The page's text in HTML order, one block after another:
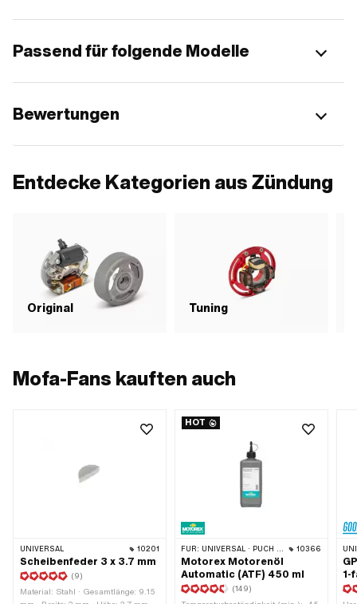
Passend für folgende Modelle
Bewertungen
Entdecke Kategorien aus Zündung
Original Tuning
Mofa-Fans kauften auch
UNIVERSAL 10201
Scheibenfeder 3 x 3.7 mm
(9)
Material: Stahl · Gesamtlänge: 9.15
HOT
FÜR: UNIVERSAL · PUCH · SACHS · TOMOS · BYE BIKE 10366
Motorex Motorenöl
Automatic (ATF) 450 ml
(149)
1-